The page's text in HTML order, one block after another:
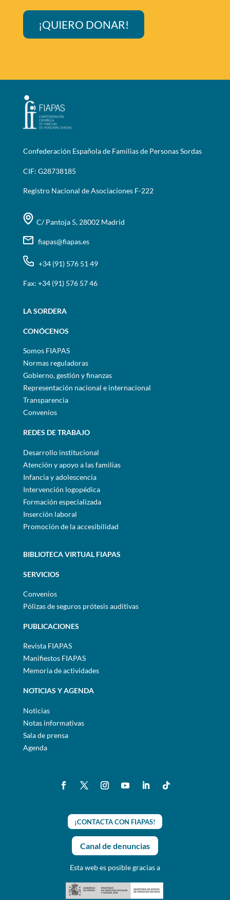
¡QUIERO DONAR!
Confederación Española de Familias de Personas Sordas
CIF: G28738185
Registro Nacional de Asociaciones F-222
C/ Pantoja 5, 28002 Madrid
fiapas@fiapas.es
+34 (91) 576 51 49
Fax: +34 (91) 576 57 46
LA SORDERA
CONÓCENOS
Somos FIAPAS
Normas reguladoras
Gobierno, gestión y finanzas
Representación nacional e internacional
Transparencia
Convenios
REDES DE TRABAJO
Desarrollo institucional
Atención y apoyo a las familias
Infancia y adolescencia
Intervención logopédica
Formación especializada
Inserción laboral
Promoción de la accesibilidad
BIBLIOTECA VIRTUAL FIAPAS
SERVICIOS
Convenios
Pólizas de seguros prótesis auditivas
PUBLICACIONES
Revista FIAPAS
Manifiestos FIAPAS
Memoria de actividades
NOTICIAS Y AGENDA
Noticias
Notas informativas
Sala de prensa
Agenda
¡CONTACTA CON FIAPAS!
Canal de denuncias
Esta web es posible gracias a